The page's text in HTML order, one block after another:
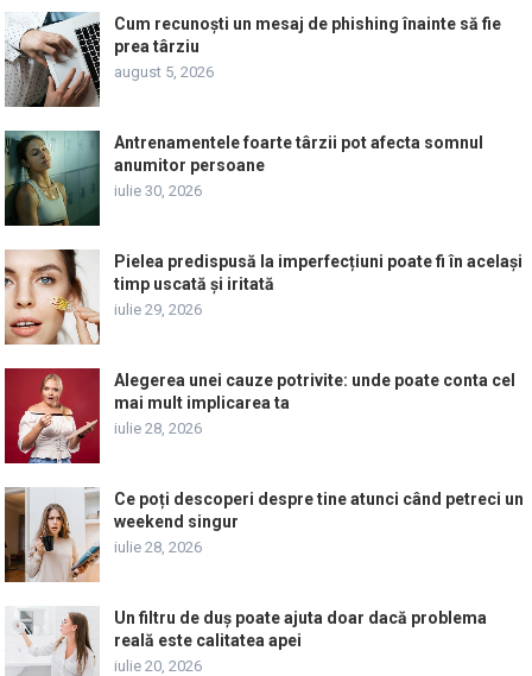
Cum recunoști un mesaj de phishing înainte să fie
prea târziu
august 5, 2026
Antrenamentele foarte târzii pot afecta somnul
anumitor persoane
iulie 30, 2026
Pielea predispusă la imperfecțiuni poate fi în același
timp uscată și iritată
iulie 29, 2026
Alegerea unei cauze potrivite: unde poate conta cel
mai mult implicarea ta
iulie 28, 2026
Ce poți descoperi despre tine atunci când petreci un
weekend singur
iulie 28, 2026
Un filtru de duș poate ajuta doar dacă problema
reală este calitatea apei
iulie 20, 2026